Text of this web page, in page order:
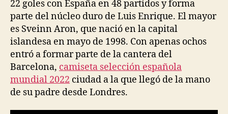
22 goles con España en 48 partidos y forma
parte del núcleo duro de Luis Enrique. El mayor
es Sveinn Aron, que nació en la capital
islandesa en mayo de 1998. Con apenas ochos
entró a formar parte de la cantera del
Barcelona, camiseta selección española
mundial 2022 ciudad a la que llegó de la mano
de su padre desde Londres.